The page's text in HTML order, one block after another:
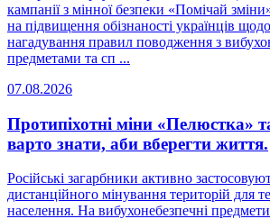
кампанії з мінної безпеки «Помічай
на підвищення обізнаності українців
нагадування правил поводження з
предметами та сп ...
07.08.2026
Протипіхотні міни «Пелюстка»
варто знати, аби вберегти життя.
Російські загарбники активно
дистанційного мінування територій для
населення. На вибухонебезпечні